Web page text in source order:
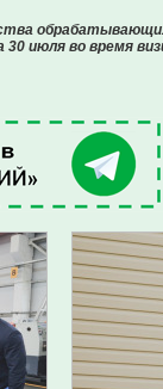
июля во время